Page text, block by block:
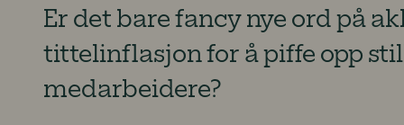
Er det bare fancy nye ord på
tittelinflasjon for å piffe opp
medarbeidere?